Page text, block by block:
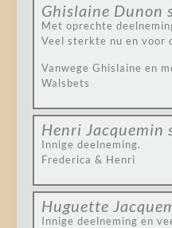
Ghislaine Dunon
Met oprechte
Veel sterkte nu en voor
Vanwege Ghislaine en
Walsbets
Henri Jacquemin
Innige deelneming.
Frederica & Henri
Huguette
Innige deelneming en